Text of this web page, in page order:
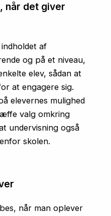
når det giver
af
og på et niveau,
elev, sådan at
at engagere sig.
elevernes mulighed
valg omkring
undervisning også
skolen.
når man oplever